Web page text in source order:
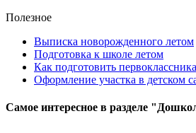
Полезное
Выписка новорожденного летом
Подготовка к школе летом
Как подготовить
Оформление участка в детском
Самое интересное в разделе